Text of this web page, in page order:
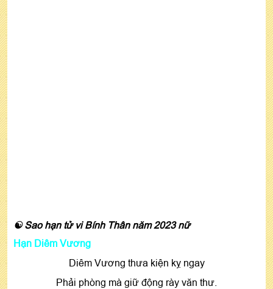
☯ Sao hạn tử vi Bính Thân năm 2023 nữ
Hạn Diêm Vương
Diêm Vương thưa kiện kỵ ngay
Phải phòng mà giữ động rày văn thư.